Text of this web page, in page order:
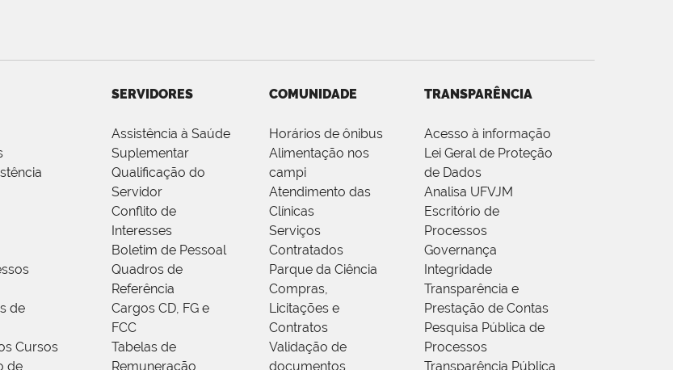
de
Cursos
de
SERVIDORES
Assistência à Saúde
Suplementar
Qualificação do
Servidor
Conflito de
Interesses
Boletim de Pessoal
Quadros de
Referência
Cargos CD, FG e
FCC
Tabelas de
Remuneração
COMUNIDADE
Horários de ônibus
Alimentação nos
campi
Atendimento das
Clínicas
Serviços
Contratados
Parque da Ciência
Compras,
Licitações e
Contratos
Validação de
documentos
TRANSPARÊNCIA
Acesso à informação
Lei Geral de Proteção
de Dados
Analisa UFVJM
Escritório de
Processos
Governança
Integridade
Transparência e
Prestação de Contas
Pesquisa Pública de
Processos
Transparência Pública